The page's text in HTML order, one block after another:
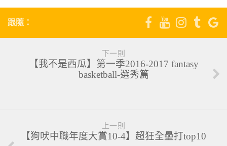
跟隨：
下一則
【我不是西瓜】第一季2016-2017 fantasy
basketball-選秀篇
上一則
【狗吠中職年度大賞10-4】超狂全壘打top10